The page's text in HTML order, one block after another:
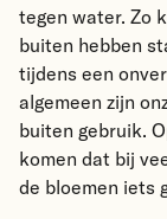
tegen water. Zo
buiten hebben
tijdens een
algemeen zijn
buiten gebruik.
komen dat bij
de bloemen iets